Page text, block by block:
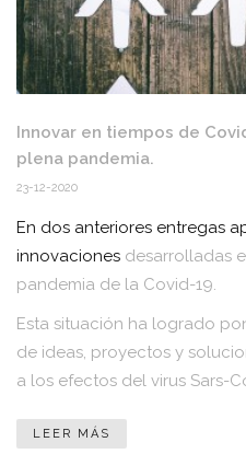
Innovar en tiempos de
plena pandemia.
23-12-2020
En dos anteriores entregas
innovaciones desarrolladas
pandemia de la Covid-19.
Esta situación ha logrado
de ideas, proyectos y
a los efectos del virus Sars-
LEER MÁS